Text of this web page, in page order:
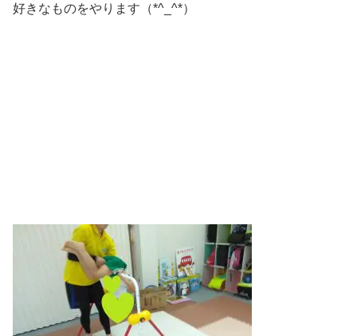
好きなものをやります（*^_^*）